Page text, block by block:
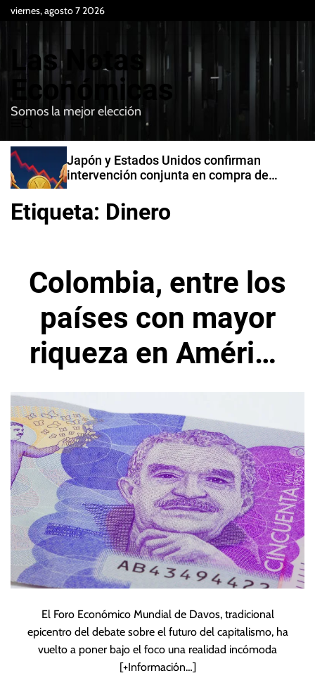
viernes, agosto 7 2026
Las Notas
Económicas
Somos la mejor elección
e
n
u
B
u
c
a
Japón y Estados Unidos confirman
intervención conjunta en compra de
Etiqueta: Dinero
Colombia, entre los
países con mayor
riqueza en América
El Foro Económico Mundial de Davos, tradicional
epicentro del debate sobre el futuro del capitalismo, ha
vuelto a poner bajo el foco una realidad incómoda
[+Información…]